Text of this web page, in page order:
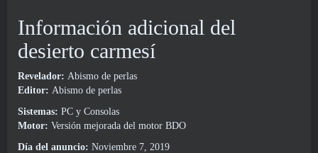
Información adicional del
desierto carmesí
Revelador: Abismo de perlas
Editor: Abismo de perlas
Sistemas: PC y Consolas
Motor: Versión mejorada del motor BDO
Día del anuncio: Noviembre 7, 2019